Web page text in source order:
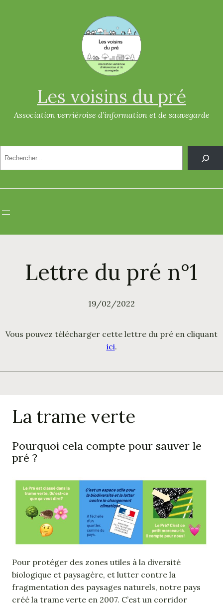
Les voisins du pré
Association verriéroise d’information et de sauvegarde
h
r
Lettre du pré n°1
19/02/2022
Vous pouvez télécharger cette lettre du pré en cliquant
ici.
La trame verte
Pourquoi cela compte pour sauver le
pré ?
Pour protéger des zones utiles à la diversité
biologique et paysagère, et lutter contre la
fragmentation des paysages naturels, notre pays
créé la trame verte en 2007. C’est un corridor